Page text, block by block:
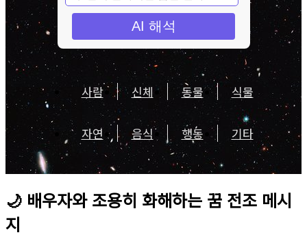
AI 해석
사람 신체 동물 식물
자연 음식 행동 기타
🌙 배우자와 조용히 화해하는 꿈 전조 메시
지